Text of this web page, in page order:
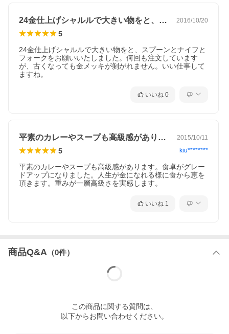
24金仕上げシャルルで大きい物をと、ス… 2016/10/20
5
24金仕上げシャルルで大きい物をと、スプーンとナイフと
フォークをお願いいたしました。何回も注文しています
が、古くなっても金メッキが剝がれません。いい仕事して
ますね。
いいね 0
平素のカレーやスープも高級感があります… 2015/10/11
5 kiu********
平素のカレーやスープも高級感があります。食卓がグレー
ドアップになりました。人生が金になれる様に食から恵を
頂きます。重みが一層高級さを実感します。
いいね 1
商品Q&A （0件）
この商品に関する質問は、
以下からお問い合わせください。